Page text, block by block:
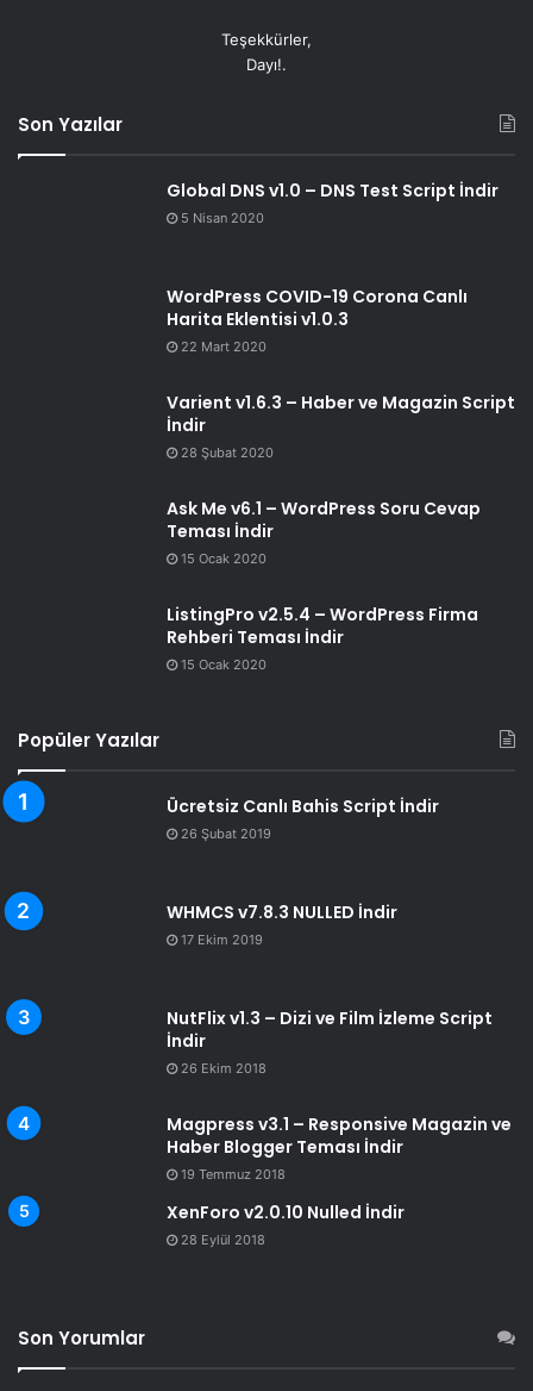
Teşekkürler,
Dayı!.
Son Yazılar
Global DNS v1.0 – DNS Test Script İndir
5 Nisan 2020
WordPress COVID-19 Corona Canlı
Harita Eklentisi v1.0.3
22 Mart 2020
Varient v1.6.3 – Haber ve Magazin Script
İndir
28 Şubat 2020
Ask Me v6.1 – WordPress Soru Cevap
Teması İndir
15 Ocak 2020
ListingPro v2.5.4 – WordPress Firma
Rehberi Teması İndir
15 Ocak 2020
Popüler Yazılar
Ücretsiz Canlı Bahis Script İndir
26 Şubat 2019
WHMCS v7.8.3 NULLED İndir
17 Ekim 2019
NutFlix v1.3 – Dizi ve Film İzleme Script
İndir
26 Ekim 2018
Magpress v3.1 – Responsive Magazin ve
Haber Blogger Teması İndir
19 Temmuz 2018
XenForo v2.0.10 Nulled İndir
28 Eylül 2018
Son Yorumlar